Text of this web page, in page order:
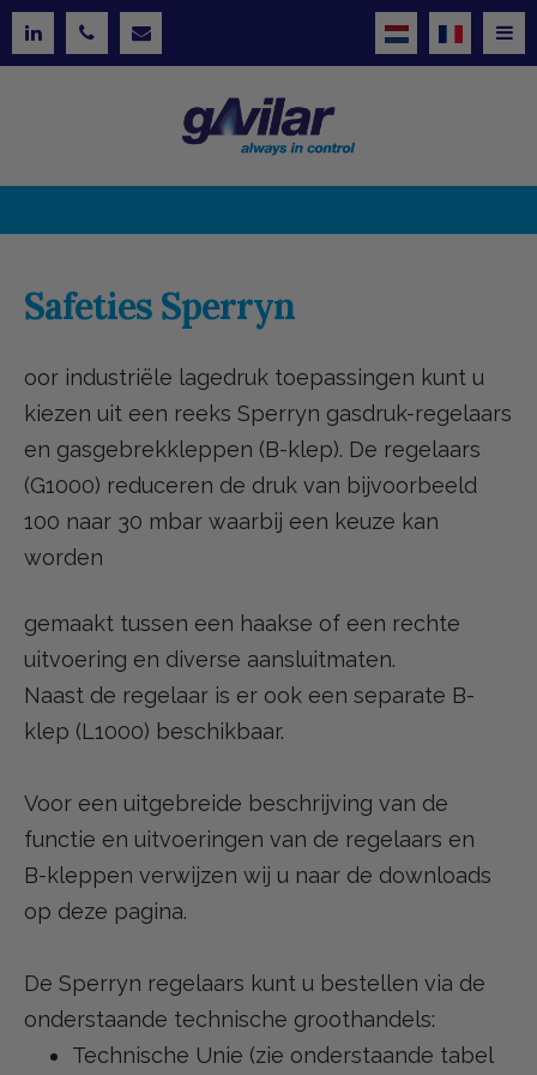
Safeties Sperryn
oor industriële lagedruk toepassingen kunt u
kiezen uit een reeks Sperryn gasdruk-regelaars
en gasgebrekkleppen (B-klep). De regelaars
(G1000) reduceren de druk van bijvoorbeeld
100 naar 30 mbar waarbij een keuze kan
worden
gemaakt tussen een haakse of een rechte
uitvoering en diverse aansluitmaten.
Naast de regelaar is er ook een separate B-
klep (L1000) beschikbaar.
Voor een uitgebreide beschrijving van de
functie en uitvoeringen van de regelaars en
B-kleppen verwijzen wij u naar de downloads
op deze pagina.
De Sperryn regelaars kunt u bestellen via de
onderstaande technische groothandels:
Technische Unie (zie onderstaande tabel